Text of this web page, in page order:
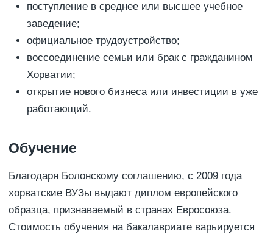
поступление в среднее или высшее учебное
заведение;
официальное трудоустройство;
воссоединение семьи или брак с гражданином
Хорватии;
открытие нового бизнеса или инвестиции в уже
работающий.
Обучение
Благодаря Болонскому соглашению, с 2009 года
хорватские ВУЗы выдают диплом европейского
образца, признаваемый в странах Евросоюза.
Стоимость обучения на бакалавриате варьируется